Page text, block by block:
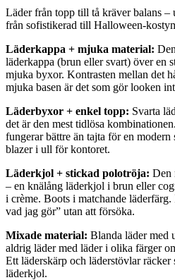
Läder från topp till tå kräver balans –
från sofistikerad till Halloween-
Läderkappa + mjuka material:
läderkappa (brun eller svart) över en
mjuka byxor. Kontrasten mellan det
mjuka basen är det som gör looken
Läderbyxor + enkel topp: Svarta
det är den mest tidlösa
fungerar bättre än tajta för en
blazer i ull för kontoret.
Läderkjol + stickad polotröja: Den
– en knälång läderkjol i brun eller
i crème. Boots i matchande
vad jag gör” utan att försöka.
Mixade material: Blanda läder med
aldrig läder med läder i olika färger
Ett läderskärp och läderstövlar
läderkjol.